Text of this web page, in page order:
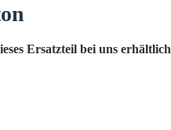
Ersatzteil bei uns erhältlich